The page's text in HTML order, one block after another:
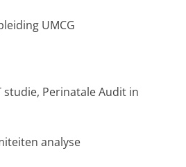
UMCG
studie, Perinatale Audit in
analyse